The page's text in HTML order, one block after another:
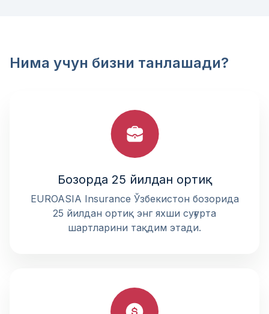
Нима учун бизни танлашади?
Бозорда 25 йилдан ортиқ
EUROASIA Insurance Ўзбекистон бозорида
25 йилдан ортиқ энг яхши суғурта
шартларини тақдим этади.